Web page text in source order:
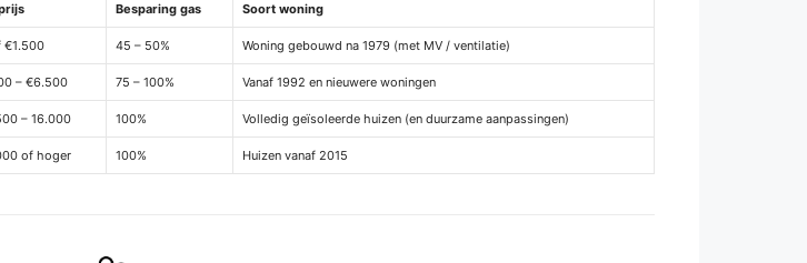
Besparing gas Soort woning
€1.500 45 – 50% Woning gebouwd na 1979 (met MV / ventilatie)
– €6.500 75 – 100% Vanaf 1992 en nieuwere woningen
– 16.000 100% Volledig geïsoleerde huizen (en duurzame aanpassingen)
of hoger 100% Huizen vanaf 2015